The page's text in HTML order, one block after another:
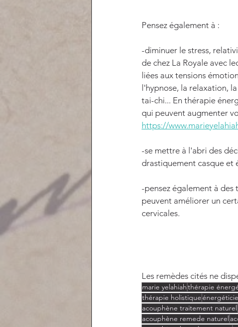
Pensez également à :
-diminuer le stress,
de chez La Royale avec
liées aux tensions
l'hypnose, la relaxation,
tai-chi... En thérapie
qui peuvent augmenter
https://
-se mettre à l'abri des
drastiquement casque et
-pensez également à
peuvent améliorer un
cervicales.
Les remèdes cités ne
marie yelahiahthérapie
thérapie holistique
acouphène traitement naturel
acouphène remede naturel